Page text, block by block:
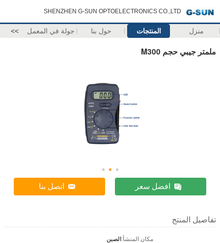
SHENZHEN G-SUN OPTOELECTRONICS CO.,LTD
منزل المنتجات حول بنا جولة في المعمل >>
ملمتر جيبي حجم M300
افضل سعر اتصل بنا
تفاصيل المنتج
مكان المنشأ:الصين